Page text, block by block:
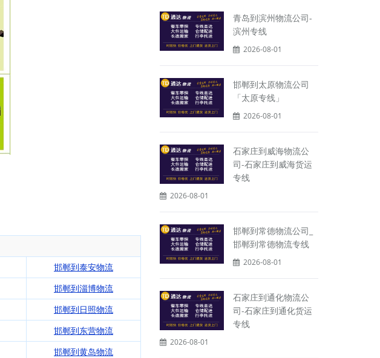
邯郸到泰安物流
邯郸到淄博物流
邯郸到日照物流
邯郸到东营物流
邯郸到黄岛物流
青岛到滨州物流公司-
滨州专线
2026-08-01
邯郸到太原物流公司
「太原专线」
2026-08-01
石家庄到威海物流公
司-石家庄到威海货运
专线
2026-08-01
邯郸到常德物流公司_
邯郸到常德物流专线
2026-08-01
石家庄到通化物流公
司-石家庄到通化货运
专线
2026-08-01